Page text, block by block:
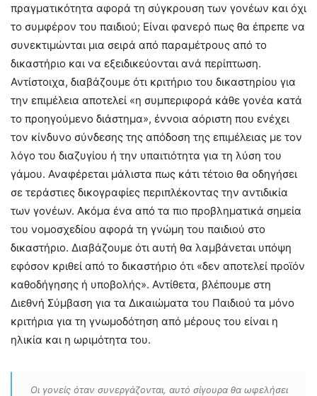
πραγματικότητα αφορά τη σύγκρουση των γονέων και όχι
το συμφέρον του παιδιού; Είναι φανερό πως θα έπρεπε να
συνεκτιμώνται μια σειρά από παραμέτρους από το
δικαστήριο και να εξειδικεύονται ανά περίπτωση.
Αντίστοιχα, διαβάζουμε ότι κριτήριο του δικαστηρίου για
την επιμέλεια αποτελεί «η συμπεριφορά κάθε γονέα κατά
το προηγούμενο διάστημα», έννοια αόριστη που ενέχει
τον κίνδυνο σύνδεσης της απόδοση της επιμέλειας με τον
λόγο του διαζυγίου ή την υπαιτιότητα για τη λύση του
γάμου. Αναφέρεται μάλιστα πως κάτι τέτοιο θα οδηγήσει
σε τεράστιες δικογραφίες περιπλέκοντας την αντιδικία
των γονέων. Ακόμα ένα από τα πιο προβληματικά σημεία
του νομοσχεδίου αφορά τη γνώμη του παιδιού στο
δικαστήριο. Διαβάζουμε ότι αυτή θα λαμβάνεται υπόψη
εφόσον κριθεί από το δικαστήριο ότι «δεν αποτελεί προϊόν
καθοδήγησης ή υποβολής». Αντίθετα, βλέπουμε στη
Διεθνή Σύμβαση για τα Δικαιώματα του Παιδιού τα μόνο
κριτήρια για τη γνωμοδότηση από μέρους του είναι η
ηλικία και η ωριμότητα του.
Οι γονείς όταν συνεργάζονται, αυτό σίγουρα θα ωφελήσει